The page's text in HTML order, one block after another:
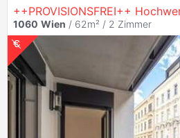
1060 Wien / 62m² / 2 Zimmer